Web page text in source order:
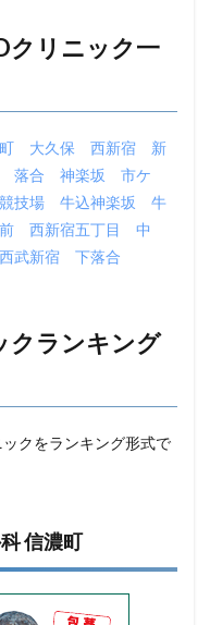
クリニック一
大久保 西新宿
新
落合 神楽坂
市ケ
技場 牛込神楽坂
牛
西新宿五丁目
中
西武新宿 下落合
クランキング
クをランキング形式で
信濃町